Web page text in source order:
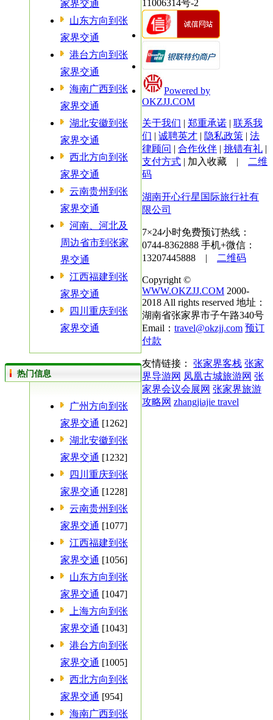
家界交通
山东方向到张
家界交通
港台方向到张
家界交通
海南广西到张
家界交通
湖北安徽到张
家界交通
西北方向到张
家界交通
云南贵州到张
家界交通
河南、河北及
周边省市到张家
界交通
江西福建到张
家界交通
四川重庆到张
家界交通
热门信息
广州方向到张
家界交通 [1262]
湖北安徽到张
家界交通 [1232]
四川重庆到张
家界交通 [1228]
云南贵州到张
家界交通 [1077]
江西福建到张
家界交通 [1056]
山东方向到张
家界交通 [1047]
上海方向到张
家界交通 [1043]
港台方向到张
家界交通 [1005]
西北方向到张
家界交通 [954]
海南广西到张
11006314号-2
Powered by
OKZJJ.COM
关于我们 | 郑重承诺 | 联系我
们 | 诚聘英才 | 隐私政策 | 法
律顾问 | 合作伙伴 | 挑错有礼 |
支付方式 | 加入收藏 |
二维
码
湖南开心行星国际旅行社有
限公司
7×24小时免费预订热线：
0744-8362888 手机+微信：
13207445888 |
二维码
Copyright ©
WWW.OKZJJ.COM 2000-
2018 All rights reserved 地址：
湖南省张家界市子午路340号
Email： travel@okzjj.com 预订
付款
友情链接： 张家界客栈 张家
界导游网 凤凰古城旅游网 张
家界会议会展网 张家界旅游
攻略网 zhangjiajie travel